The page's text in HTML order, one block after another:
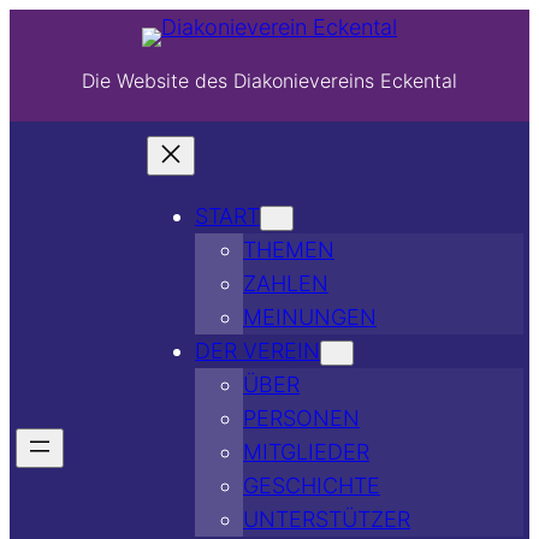
Die Website des Diakonievereins Eckental
START
THEMEN
ZAHLEN
MEINUNGEN
DER VEREIN
ÜBER
PERSONEN
MITGLIEDER
GESCHICHTE
UNTERSTÜTZER